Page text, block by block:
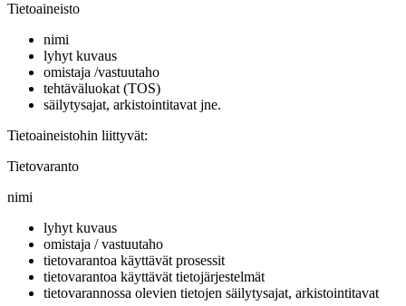
Tietoaineisto
nimi
lyhyt kuvaus
omistaja /vastuutaho
tehtäväluokat (TOS)
säilytysajat, arkistointitavat jne.
Tietoaineistohin liittyvät:
Tietovaranto
nimi
lyhyt kuvaus
omistaja / vastuutaho
tietovarantoa käyttävät prosessit
tietovarantoa käyttävät tietojärjestelmät
tietovarannossa olevien tietojen säilytysajat, arkistointitavat